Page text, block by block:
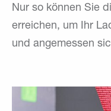
Nur so können Sie
erreichen, um Ihr
und angemessen